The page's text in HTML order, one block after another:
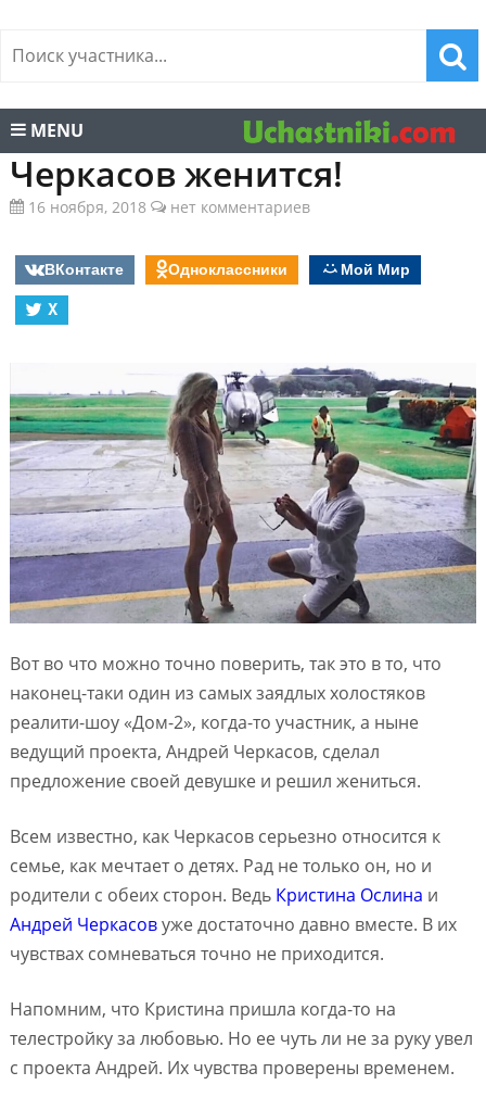
MENU
Черкасов женится!
16 ноября, 2018 нет комментариев
ВКонтакте Одноклассники
Мой Мир
X
Вот во что можно точно поверить, так это в то, что
наконец-таки один из самых заядлых холостяков
реалити-шоу «Дом-2», когда-то участник, а ныне
ведущий проекта, Андрей Черкасов, сделал
предложение своей девушке и решил жениться.
Всем известно, как Черкасов серьезно относится к
семье, как мечтает о детях. Рад не только он, но и
родители с обеих сторон. Ведь Кристина Ослина и
Андрей Черкасовуже достаточно давно вместе. В их
чувствах сомневаться точно не приходится.
Напомним, что Кристина пришла когда-то на
телестройку за любовью. Но ее чуть ли не за руку увел
с проекта Андрей. Их чувства проверены временем.